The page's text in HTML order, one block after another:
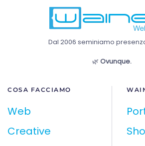
Dal 2006 seminiamo
🌿 Ovunque.
COSA FACCIAMO
Web
Creative